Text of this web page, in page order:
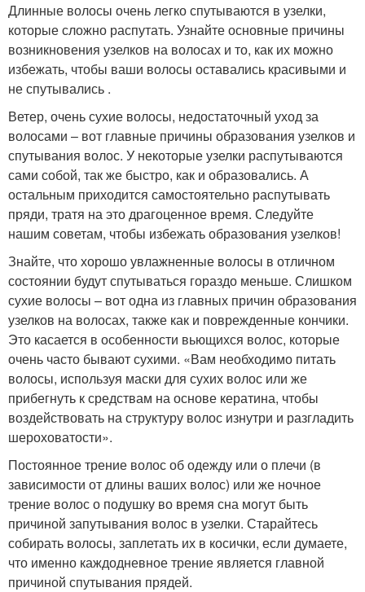
Длинные волосы очень легко спутываются в узелки,
которые сложно распутать. Узнайте основные причины
возникновения узелков на волосах и то, как их можно
избежать, чтобы ваши волосы оставались красивыми и
не спутывались .
Ветер, очень сухие волосы, недостаточный уход за
волосами – вот главные причины образования узелков и
спутывания волос. У некоторые узелки распутываются
сами собой, так же быстро, как и образовались. А
остальным приходится самостоятельно распутывать
пряди, тратя на это драгоценное время. Следуйте
нашим советам, чтобы избежать образования узелков!
Знайте, что хорошо увлажненные волосы в отличном
состоянии будут спутываться гораздо меньше. Слишком
сухие волосы – вот одна из главных причин образования
узелков на волосах, также как и поврежденные кончики.
Это касается в особенности вьющихся волос, которые
очень часто бывают сухими. «Вам необходимо питать
волосы, используя маски для сухих волос или же
прибегнуть к средствам на основе кератина, чтобы
воздействовать на структуру волос изнутри и разгладить
шероховатости».
Постоянное трение волос об одежду или о плечи (в
зависимости от длины ваших волос) или же ночное
трение волос о подушку во время сна могут быть
причиной запутывания волос в узелки. Старайтесь
собирать волосы, заплетать их в косички, если думаете,
что именно каждодневное трение является главной
причиной спутывания прядей.